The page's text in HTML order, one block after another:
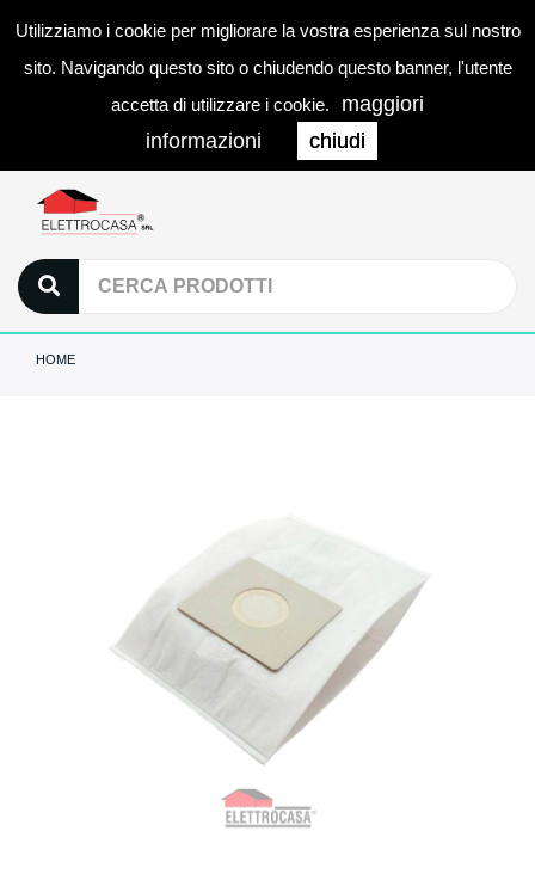
Utilizziamo i cookie per migliorare la vostra esperienza sul nostro
sito. Navigando questo sito o chiudendo questo banner, l'utente
accetta di utilizzare i cookie.
maggiori
informazioni
chiudi
0
HOME